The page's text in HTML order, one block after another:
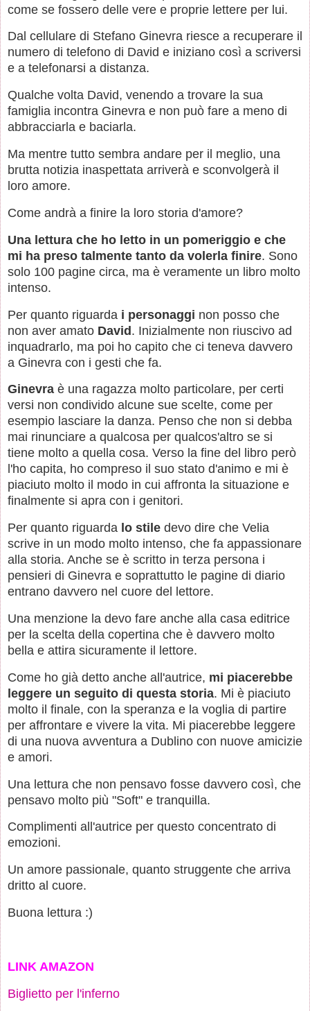
come se fossero delle vere e proprie lettere per lui.
Dal cellulare di Stefano Ginevra riesce a recuperare il
numero di telefono di David e iniziano così a scriversi
e a telefonarsi a distanza.
Qualche volta David, venendo a trovare la sua
famiglia incontra Ginevra e non può fare a meno di
abbracciarla e baciarla.
Ma mentre tutto sembra andare per il meglio, una
brutta notizia inaspettata arriverà e sconvolgerà il
loro amore.
Come andrà a finire la loro storia d'amore?
Una lettura che ho letto in un pomeriggio e che
mi ha preso talmente tanto da volerla finire. Sono
solo 100 pagine circa, ma è veramente un libro molto
intenso.
Per quanto riguarda i personaggi non posso che
non aver amato David. Inizialmente non riuscivo ad
inquadrarlo, ma poi ho capito che ci teneva davvero
a Ginevra con i gesti che fa.
Ginevra è una ragazza molto particolare, per certi
versi non condivido alcune sue scelte, come per
esempio lasciare la danza. Penso che non si debba
mai rinunciare a qualcosa per qualcos'altro se si
tiene molto a quella cosa. Verso la fine del libro però
l'ho capita, ho compreso il suo stato d'animo e mi è
piaciuto molto il modo in cui affronta la situazione e
finalmente si apra con i genitori.
Per quanto riguarda lo stile devo dire che Velia
scrive in un modo molto intenso, che fa appassionare
alla storia. Anche se è scritto in terza persona i
pensieri di Ginevra e soprattutto le pagine di diario
entrano davvero nel cuore del lettore.
Una menzione la devo fare anche alla casa editrice
per la scelta della copertina che è davvero molto
bella e attira sicuramente il lettore.
Come ho già detto anche all'autrice, mi piacerebbe
leggere un seguito di questa storia. Mi è piaciuto
molto il finale, con la speranza e la voglia di partire
per affrontare e vivere la vita. Mi piacerebbe leggere
di una nuova avventura a Dublino con nuove amicizie
e amori.
Una lettura che non pensavo fosse davvero così, che
pensavo molto più "Soft" e tranquilla.
Complimenti all'autrice per questo concentrato di
emozioni.
Un amore passionale, quanto struggente che arriva
dritto al cuore.
Buona lettura :)
LINK AMAZON
Biglietto per l'inferno